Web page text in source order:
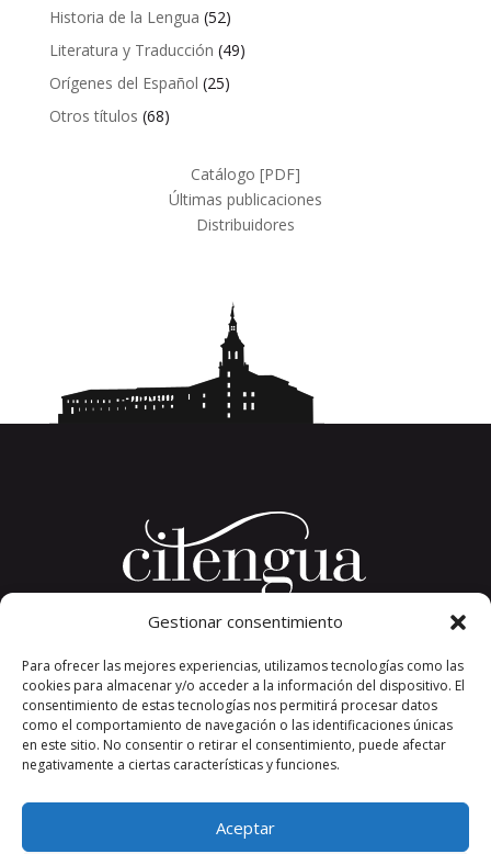
Gestionar consentimiento
Para ofrecer las mejores experiencias, utilizamos tecnologías como las
cookies para almacenar y/o acceder a la información del dispositivo. El
consentimiento de estas tecnologías nos permitirá procesar datos
como el comportamiento de navegación o las identificaciones únicas
en este sitio. No consentir o retirar el consentimiento, puede afectar
negativamente a ciertas características y funciones.
Aceptar
Historia de la Lengua 5252
productos
Literatura y Traducción 4949
Orígenes del Español 2525
Otros títulos 6868
Catálogo [PDF]
Últimas publicaciones
Distribuidores
26326 San Millán de la Cogolla
La Rioja. España.
Teléfono: +34 941 373 389
cilengua@cilengua.es